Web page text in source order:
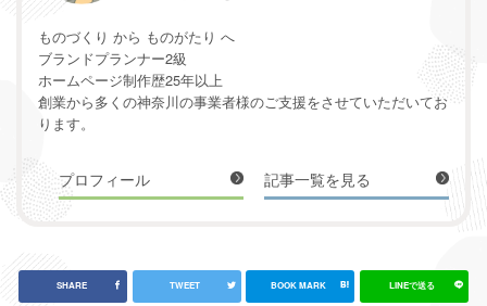
ものづくり から ものがたり へ
ブランドプランナー2級
ホームページ制作歴25年以上
創業から多くの神奈川の事業者様のご支援をさせていただいてお
ります。
プロフィール 記事一覧を見る